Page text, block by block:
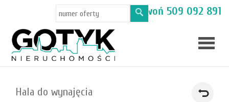
Masz pytania? Zadzwoń 509 092 891
Hala do wynajęcia